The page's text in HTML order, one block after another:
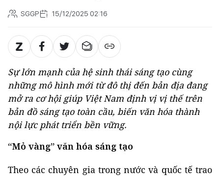
SGGP 15/12/2025 02:16
Sự lớn mạnh của hệ sinh thái sáng tạo cùng
những mô hình mới từ đô thị đến bản địa đang
mở ra cơ hội giúp Việt Nam định vị vị thế trên
bản đồ sáng tạo toàn cầu, biến văn hóa thành
nội lực phát triển bền vững.
“Mỏ vàng” văn hóa sáng tạo
Theo các chuyên gia trong nước và quốc tế trao